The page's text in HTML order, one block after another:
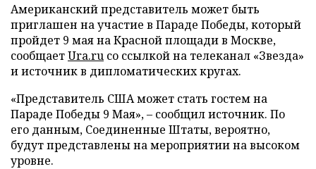
Американский представитель может быть
приглашен на участие в Параде Победы, который
пройдет 9 мая на Красной площади в Москве,
сообщаетUra.ru со ссылкой на телеканал «Звезда»
и источник в дипломатических кругах.
«Представитель США может стать гостем на
Параде Победы 9 Мая», – сообщил источник. По
его данным, Соединенные Штаты, вероятно,
будут представлены на мероприятии на высоком
уровне.